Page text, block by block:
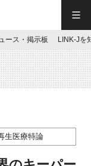
ース・掲示板 LINK-Jを
生医療特論